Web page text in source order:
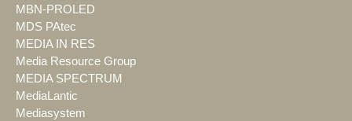
MBN-PROLED
MDS PAtec
MEDIA IN RES
Media Resource Group
MEDIA SPECTRUM
MediaLantic
Mediasystem